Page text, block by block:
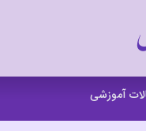
آموزشی